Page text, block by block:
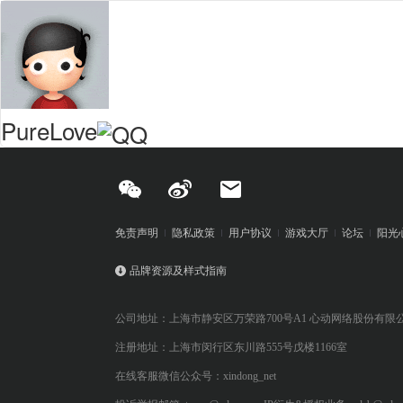
PureLove
免责声明 隐私政策 用户协议 游戏大厅 论坛 阳光
品牌资源及样式指南
公司地址：上海市静安区万荣路700号A1 心动网络股份有限
注册地址：上海市闵行区东川路555号戊楼1166室
在线客服微信公众号：xindong_net